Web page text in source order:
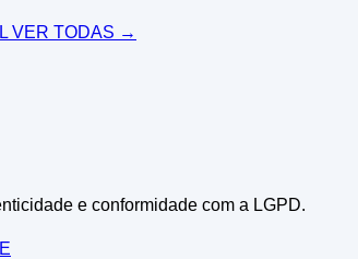
VER TODAS →
e conformidade com a LGPD.